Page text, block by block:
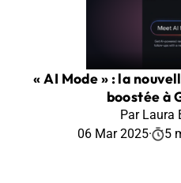
« AI Mode » : la
boostée à
Par Laura
06 Mar 2025· 5